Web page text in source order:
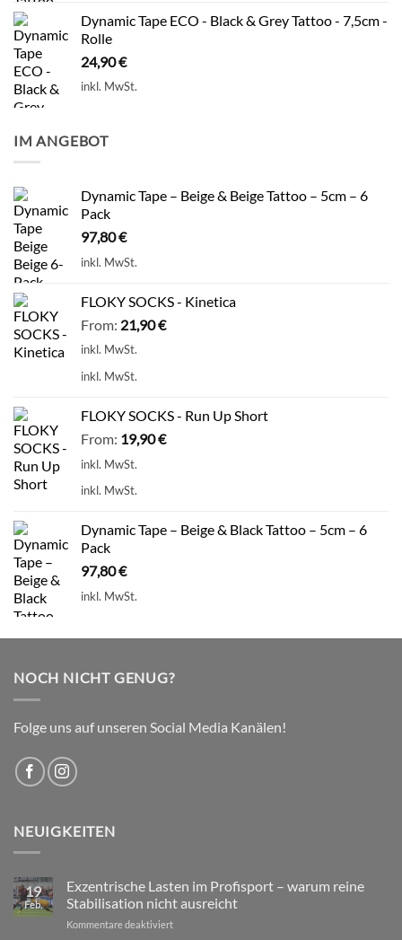
Dynamic Tape ECO - Black & Grey Tattoo - 7,5cm -
Rolle
24,90€
inkl. MwSt.
IM ANGEBOT
Dynamic Tape – Beige & Beige Tattoo – 5cm – 6
Pack
97,80€
inkl. MwSt.
FLOKY SOCKS - Kinetica
From: 21,90€
inkl. MwSt.
inkl. MwSt.
FLOKY SOCKS - Run Up Short
From: 19,90€
inkl. MwSt.
inkl. MwSt.
Dynamic Tape – Beige & Black Tattoo – 5cm – 6
Pack
97,80€
inkl. MwSt.
NOCH NICHT GENUG?
Folge uns auf unseren Social Media Kanälen!
NEUIGKEITEN
19
Feb.
Exzentrische Lasten im Profisport – warum reine
Stabilisation nicht ausreicht
Kommentare deaktiviertfür